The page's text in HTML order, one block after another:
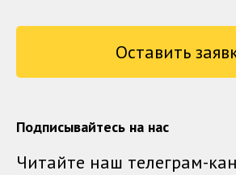
Оставить
Подписывайтесь на нас
Читайте наш телеграм-